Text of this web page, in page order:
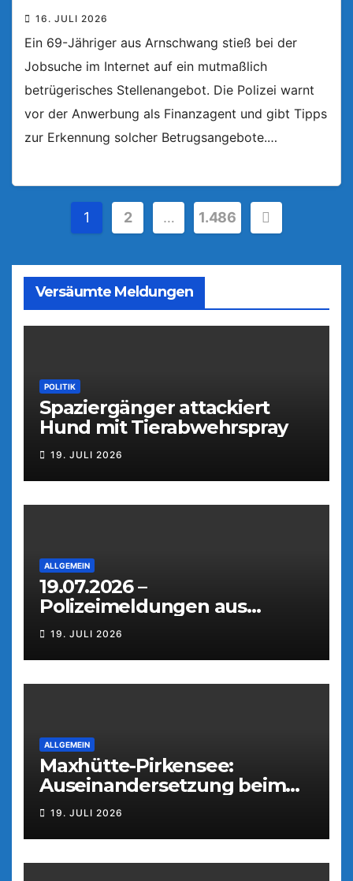
16. JULI 2026
Ein 69-Jähriger aus Arnschwang stieß bei der
Jobsuche im Internet auf ein mutmaßlich
betrügerisches Stellenangebot. Die Polizei warnt
vor der Anwerbung als Finanzagent und gibt Tipps
zur Erkennung solcher Betrugsangebote.…
Seitennummerierung
Beiträge
1 2 … 1.486
Versäumte Meldungen
POLITIK
Spaziergänger attackiert
Hund mit Tierabwehrspray
19. JULI 2026
ALLGEMEIN
19.07.2026 –
Polizeimeldungen aus
Weiden
19. JULI 2026
ALLGEMEIN
Maxhütte-Pirkensee:
Auseinandersetzung beim
Parkfest
19. JULI 2026